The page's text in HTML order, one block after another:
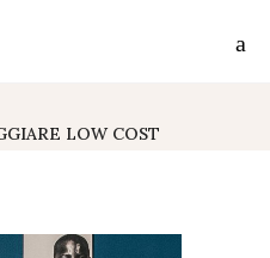
LOW COST